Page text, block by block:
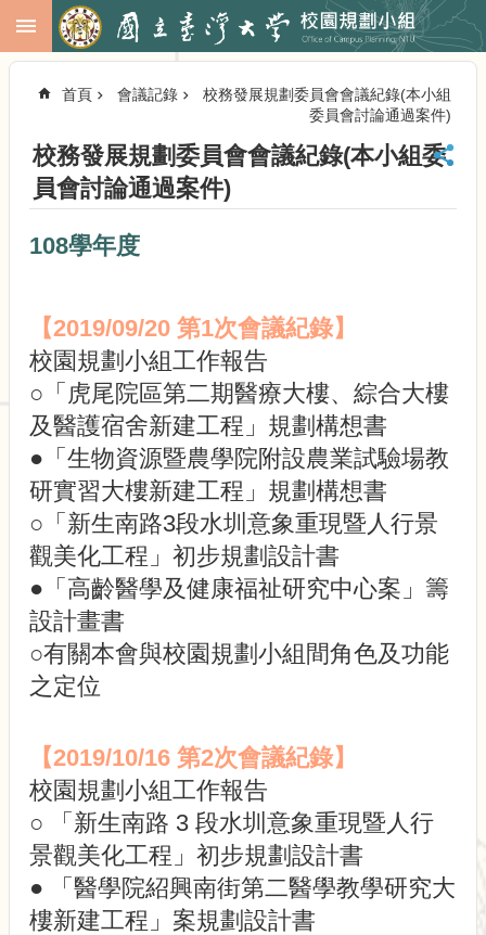
跳到主要內容區塊
回
首
頁
大
校
務
會
議
校
發
展
劃
委
員
相
關
連
結
站
導
覽
關
於
小
組
首頁 會議記錄
校務發展規劃委員會會議紀錄(本小組
委員會討論通過案件)
校務發展規劃委員會會議紀錄(本小組委
員會討論通過案件)
108學年度
【2019/09/20 第1次會議紀錄】
校園規劃小組工作報告
○「虎尾院區第二期醫療大樓、綜合大樓
及醫護宿舍新建工程」規劃構想書
●「生物資源暨農學院附設農業試驗場教
研實習大樓新建工程」規劃構想書
○「新生南路3段水圳意象重現暨人行景
觀美化工程」初步規劃設計書
●「高齡醫學及健康福祉研究中心案」籌
設計畫書
○有關本會與校園規劃小組間角色及功能
之定位
【2019/10/16 第2次會議紀錄】
校園規劃小組工作報告
○ 「新生南路 3 段水圳意象重現暨人行
景觀美化工程」初步規劃設計書
● 「醫學院紹興南街第二醫學教學研究大
樓新建工程」案規劃設計書